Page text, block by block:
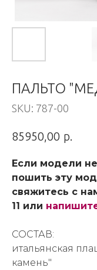
ПАЛЬТО
SKU: 787-00
85950,00 р.
Если модели
пошить эту
свяжитесь с
11 или
СОСТАВ:
итальянская
камень"